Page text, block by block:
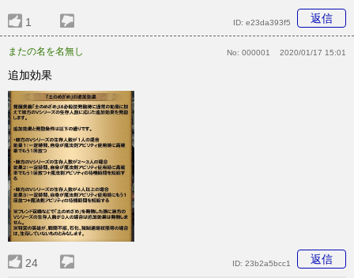
1 返信
ID: e23da393f5
またの名を名無し No: 000001 2020/01/17 15:01
追加効果
24 返信
ID: 23b2a5bcc1